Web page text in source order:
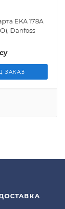
EKA 178A
Danfoss
ЗАКАЗ